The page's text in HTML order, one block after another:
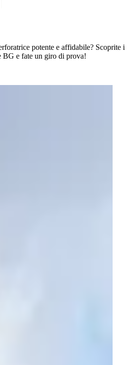
potente e affidabile? Scoprite i
BG e fate un giro di prova!